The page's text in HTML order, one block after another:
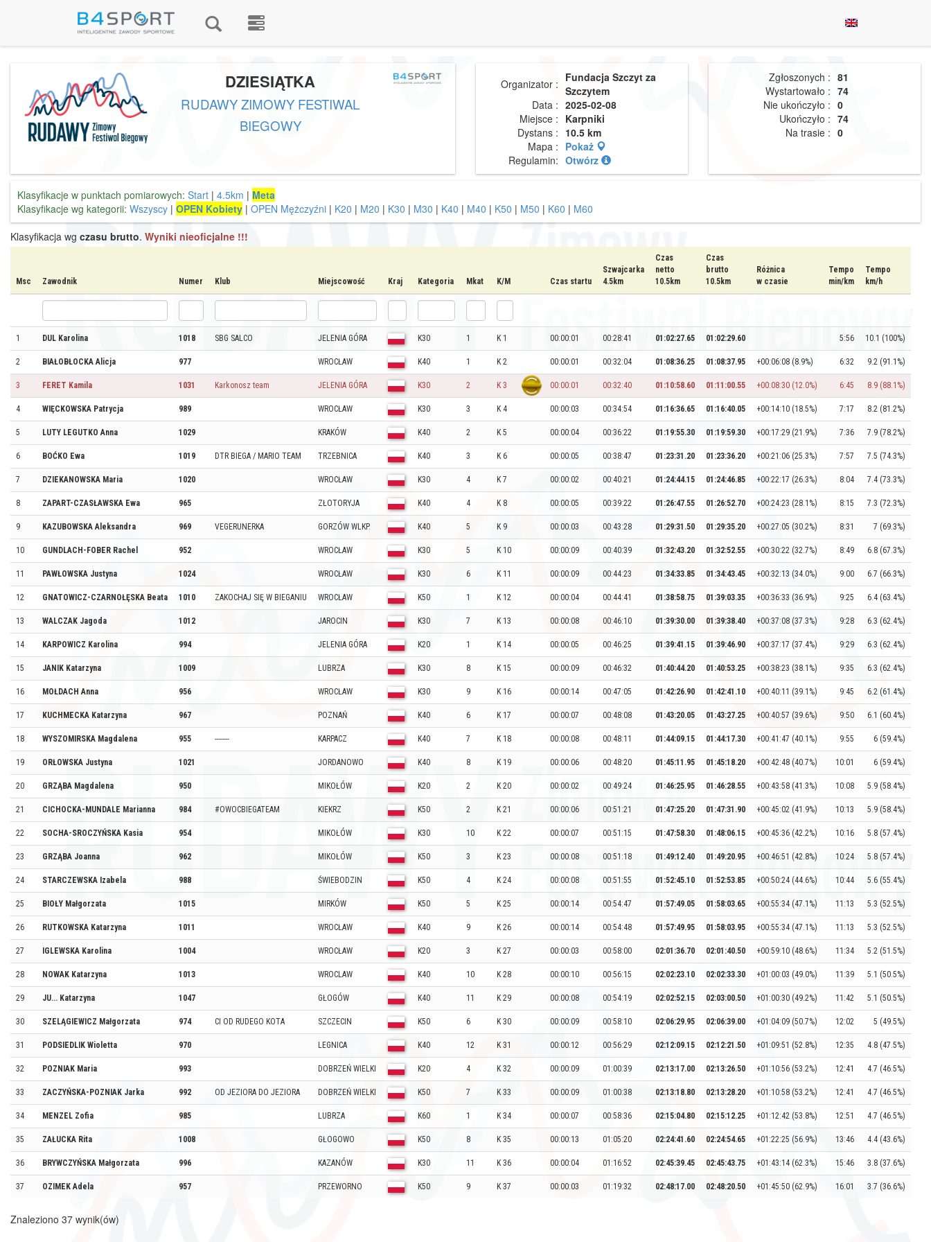
DZIESIĄTKA
RUDAWY ZIMOWY FESTIWAL
BIEGOWY
Organizator : Fundacja Szczyt za
Szczytem
Data : 2025-02-08
Miejsce : Karpniki
Dystans : 10.5 km
Mapa : Pokaż
Regulamin: Otwórz
Zgłoszonych : 81
Wystartowało : 74
Nie ukończyło : 0
Ukończyło : 74
Na trasie : 0
Klasyfikacje w punktach pomiarowych: Start | 4.5km | Meta
Klasyfikacje wg kategorii: Wszyscy | OPEN Kobiety | OPEN Mężczyźni | K20 | M20 | K30 | M30 | K40 | M40 | K50 | M50 | K60 | M60
Klasyfikacja wg czasu brutto. Wyniki nieoficjalne !!!
Msc Zawodnik Numer Klub Miejscowość Kraj Kategoria Mkat K/M Czas startu
Szwajcarka
4.5km
Czas
netto
10.5km
Czas
brutto
10.5km
Różnica
w czasie
Tempo
min/km
Tempo
km/h
1 DUL Karolina 1018 SBG SALCO JELENIA GÓRA K30 1 K 1 00:00:01 00:28:41 01:02:27.65 01:02:29.60 5:56 10.1 (100%)
2 BIAŁOBŁOCKA Alicja 977 WROCŁAW K40 1 K 2 00:00:01 00:32:04 01:08:36.25 01:08:37.95 +00:06:08 (8.9%) 6:32 9.2 (91.1%)
3 FERET Kamila 1031 Karkonosz team JELENIA GÓRA K30 2 K 3 00:00:01 00:32:40 01:10:58.60 01:11:00.55 +00:08:30 (12.0%) 6:45 8.9 (88.1%)
4 WIĘCKOWSKA Patrycja 989 WROCŁAW K30 3 K 4 00:00:03 00:34:54 01:16:36.65 01:16:40.05 +00:14:10 (18.5%) 7:17 8.2 (81.2%)
5 LUTY LEGUTKO Anna 1029 KRAKÓW K40 2 K 5 00:00:04 00:36:22 01:19:55.30 01:19:59.30 +00:17:29 (21.9%) 7:36 7.9 (78.2%)
6 BOĆKO Ewa 1019 DTR BIEGA / MARIO TEAM TRZEBNICA K40 3 K 6 00:00:05 00:38:47 01:23:31.20 01:23:36.20 +00:21:06 (25.3%) 7:57 7.5 (74.3%)
7 DZIEKANOWSKA Maria 1020 WROCŁAW K30 4 K 7 00:00:02 00:40:21 01:24:44.15 01:24:46.85 +00:22:17 (26.3%) 8:04 7.4 (73.3%)
8 ZAPART-CZASŁAWSKA Ewa 965 ZŁOTORYJA K40 4 K 8 00:00:05 00:39:22 01:26:47.55 01:26:52.70 +00:24:23 (28.1%) 8:15 7.3 (72.3%)
9 KAZUBOWSKA Aleksandra 969 VEGERUNERKA GORZÓW WLKP. K40 5 K 9 00:00:03 00:43:28 01:29:31.50 01:29:35.20 +00:27:05 (30.2%) 8:31 7 (69.3%)
10 GUNDLACH-FOBER Rachel 952 WROCŁAW K30 5 K 10 00:00:09 00:40:39 01:32:43.20 01:32:52.55 +00:30:22 (32.7%) 8:49 6.8 (67.3%)
11 PAWŁOWSKA Justyna 1024 WROCŁAW K30 6 K 11 00:00:09 00:44:23 01:34:33.85 01:34:43.45 +00:32:13 (34.0%) 9:00 6.7 (66.3%)
12 GNATOWICZ-CZARNOŁĘSKA Beata 1010 ZAKOCHAJ SIĘ W BIEGANIU WROCŁAW K50 1 K 12 00:00:04 00:44:41 01:38:58.75 01:39:03.35 +00:36:33 (36.9%) 9:25 6.4 (63.4%)
13 WALCZAK Jagoda 1012 JAROCIN K30 7 K 13 00:00:08 00:46:10 01:39:30.00 01:39:38.40 +00:37:08 (37.3%) 9:28 6.3 (62.4%)
14 KARPOWICZ Karolina 994 JELENIA GÓRA K20 1 K 14 00:00:05 00:46:25 01:39:41.15 01:39:46.90 +00:37:17 (37.4%) 9:29 6.3 (62.4%)
15 JANIK Katarzyna 1009 LUBRZA K30 8 K 15 00:00:09 00:46:32 01:40:44.20 01:40:53.25 +00:38:23 (38.1%) 9:35 6.3 (62.4%)
16 MOŁDACH Anna 956 WROCŁAW K30 9 K 16 00:00:14 00:47:05 01:42:26.90 01:42:41.10 +00:40:11 (39.1%) 9:45 6.2 (61.4%)
17 KUCHMECKA Katarzyna 967 POZNAŃ K40 6 K 17 00:00:07 00:48:08 01:43:20.05 01:43:27.25 +00:40:57 (39.6%) 9:50 6.1 (60.4%)
18 WYSZOMIRSKA Magdalena 955 ------- KARPACZ K40 7 K 18 00:00:08 00:48:11 01:44:09.15 01:44:17.30 +00:41:47 (40.1%) 9:55 6 (59.4%)
19 ORŁOWSKA Justyna 1021 JORDANOWO K40 8 K 19 00:00:06 00:48:20 01:45:11.95 01:45:18.20 +00:42:48 (40.7%) 10:01 6 (59.4%)
20 GRZĄBA Magdalena 950 MIKOŁÓW K20 2 K 20 00:00:02 00:49:24 01:46:25.95 01:46:28.55 +00:43:58 (41.3%) 10:08 5.9 (58.4%)
21 CICHOCKA-MUNDALE Marianna 984 #OWOCBIEGATEAM KIEKRZ K50 2 K 21 00:00:06 00:51:21 01:47:25.20 01:47:31.90 +00:45:02 (41.9%) 10:13 5.9 (58.4%)
22 SOCHA-SROCZYŃSKA Kasia 954 MIKOŁÓW K30 10 K 22 00:00:07 00:51:15 01:47:58.30 01:48:06.15 +00:45:36 (42.2%) 10:16 5.8 (57.4%)
23 GRZĄBA Joanna 962 MIKOŁÓW K50 3 K 23 00:00:08 00:51:18 01:49:12.40 01:49:20.95 +00:46:51 (42.8%) 10:24 5.8 (57.4%)
24 STARCZEWSKA Izabela 988 ŚWIEBODZIN K50 4 K 24 00:00:08 00:51:55 01:52:45.10 01:52:53.85 +00:50:24 (44.6%) 10:44 5.6 (55.4%)
25 BIOŁY Małgorzata 1015 MIRKÓW K50 5 K 25 00:00:14 00:54:47 01:57:49.05 01:58:03.65 +00:55:34 (47.1%) 11:13 5.3 (52.5%)
26 RUTKOWSKA Katarzyna 1011 WROCŁAW K40 9 K 26 00:00:14 00:54:48 01:57:49.95 01:58:03.95 +00:55:34 (47.1%) 11:13 5.3 (52.5%)
27 IGLEWSKA Karolina 1004 WROCŁAW K20 3 K 27 00:00:03 00:58:00 02:01:36.70 02:01:40.50 +00:59:10 (48.6%) 11:34 5.2 (51.5%)
28 NOWAK Katarzyna 1013 WROCLAW K40 10 K 28 00:00:10 00:56:15 02:02:23.10 02:02:33.30 +01:00:03 (49.0%) 11:39 5.1 (50.5%)
29 JU... Katarzyna 1047 GŁOGÓW K40 11 K 29 00:00:08 00:54:19 02:02:52.15 02:03:00.50 +01:00:30 (49.2%) 11:42 5.1 (50.5%)
30 SZELĄGIEWICZ Małgorzata 974 CI OD RUDEGO KOTA SZCZECIN K50 6 K 30 00:00:09 00:58:10 02:06:29.95 02:06:39.00 +01:04:09 (50.7%) 12:02 5 (49.5%)
31 PODSIEDLIK Wioletta 970 LEGNICA K40 12 K 31 00:00:12 00:56:29 02:12:09.15 02:12:21.50 +01:09:51 (52.8%) 12:35 4.8 (47.5%)
32 POZNIAK Maria 993 DOBRZEŃ WIELKI K20 4 K 32 00:00:09 01:00:39 02:13:17.00 02:13:26.50 +01:10:56 (53.2%) 12:41 4.7 (46.5%)
33 ZACZYŃSKA-POZNIAK Jarka 992 OD JEZIORA DO JEZIORA DOBRZEŃ WIELKI K50 7 K 33 00:00:09 01:00:38 02:13:18.80 02:13:28.20 +01:10:58 (53.2%) 12:41 4.7 (46.5%)
34 MENZEL Zofia 985 LUBRZA K60 1 K 34 00:00:07 00:58:36 02:15:04.80 02:15:12.25 +01:12:42 (53.8%) 12:51 4.7 (46.5%)
35 ZAŁUCKA Rita 1008 GŁOGOWO K50 8 K 35 00:00:13 01:05:20 02:24:41.60 02:24:54.65 +01:22:25 (56.9%) 13:46 4.4 (43.6%)
36 BRYWCZYŃSKA Małgorzata 996 KAZANÓW K30 11 K 36 00:00:04 01:16:52 02:45:39.45 02:45:43.75 +01:43:14 (62.3%) 15:46 3.8 (37.6%)
37 OZIMEK Adela 957 PRZEWORNO K50 9 K 37 00:00:03 01:19:32 02:48:17.00 02:48:20.50 +01:45:50 (62.9%) 16:01 3.7 (36.6%)
Znaleziono 37 wynik(ów)